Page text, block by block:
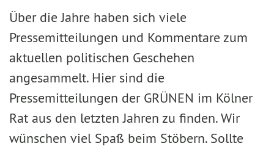
Über die Jahre haben sich viele
Pressemitteilungen und Kommentare zum
aktuellen politischen Geschehen
angesammelt. Hier sind die
Pressemitteilungen der GRÜNEN im Kölner
Rat aus den letzten Jahren zu finden. Wir
wünschen viel Spaß beim Stöbern. Sollte